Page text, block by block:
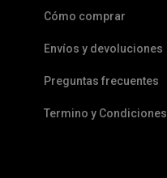
Cómo comprar
Envíos y devoluciones
Preguntas frecuentes
Termino y Condiciones